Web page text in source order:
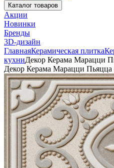
Каталог товаров
Акции
Новинки
Бренды
3D-дизайн
ГлавнаяКерамическая плитка
кухниДекор Керама Марацци
Декор Керама Марацци